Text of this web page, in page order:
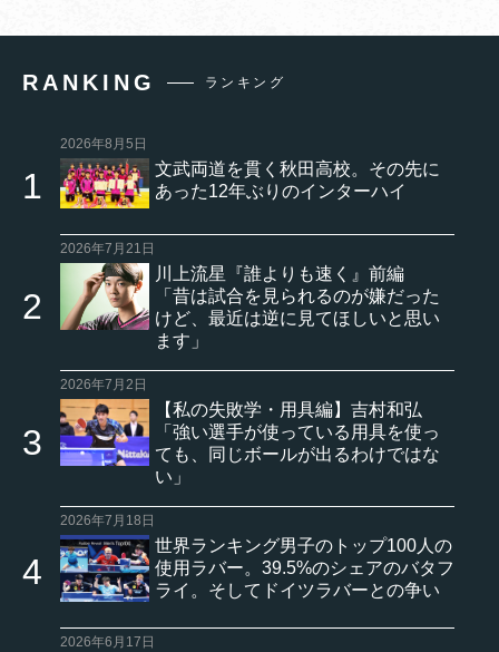
RANKING ランキング
2026年8月5日
文武両道を貫く秋田高校。その先に
あった12年ぶりのインターハイ
2026年7月21日
川上流星『誰よりも速く』前編
「昔は試合を見られるのが嫌だった
けど、最近は逆に見てほしいと思い
ます」
2026年7月2日
【私の失敗学・用具編】吉村和弘
「強い選手が使っている用具を使っ
ても、同じボールが出るわけではな
い」
2026年7月18日
世界ランキング男子のトップ100人の
使用ラバー。39.5%のシェアのバタフ
ライ。そしてドイツラバーとの争い
2026年6月17日